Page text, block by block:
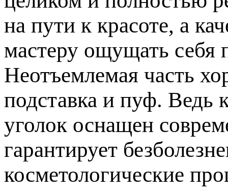
на пути к красоте, а
мастеру ощущать себя
Неотъемлемая часть
подставка и пуф. Ведь
уголок оснащен
гарантирует
косметологические